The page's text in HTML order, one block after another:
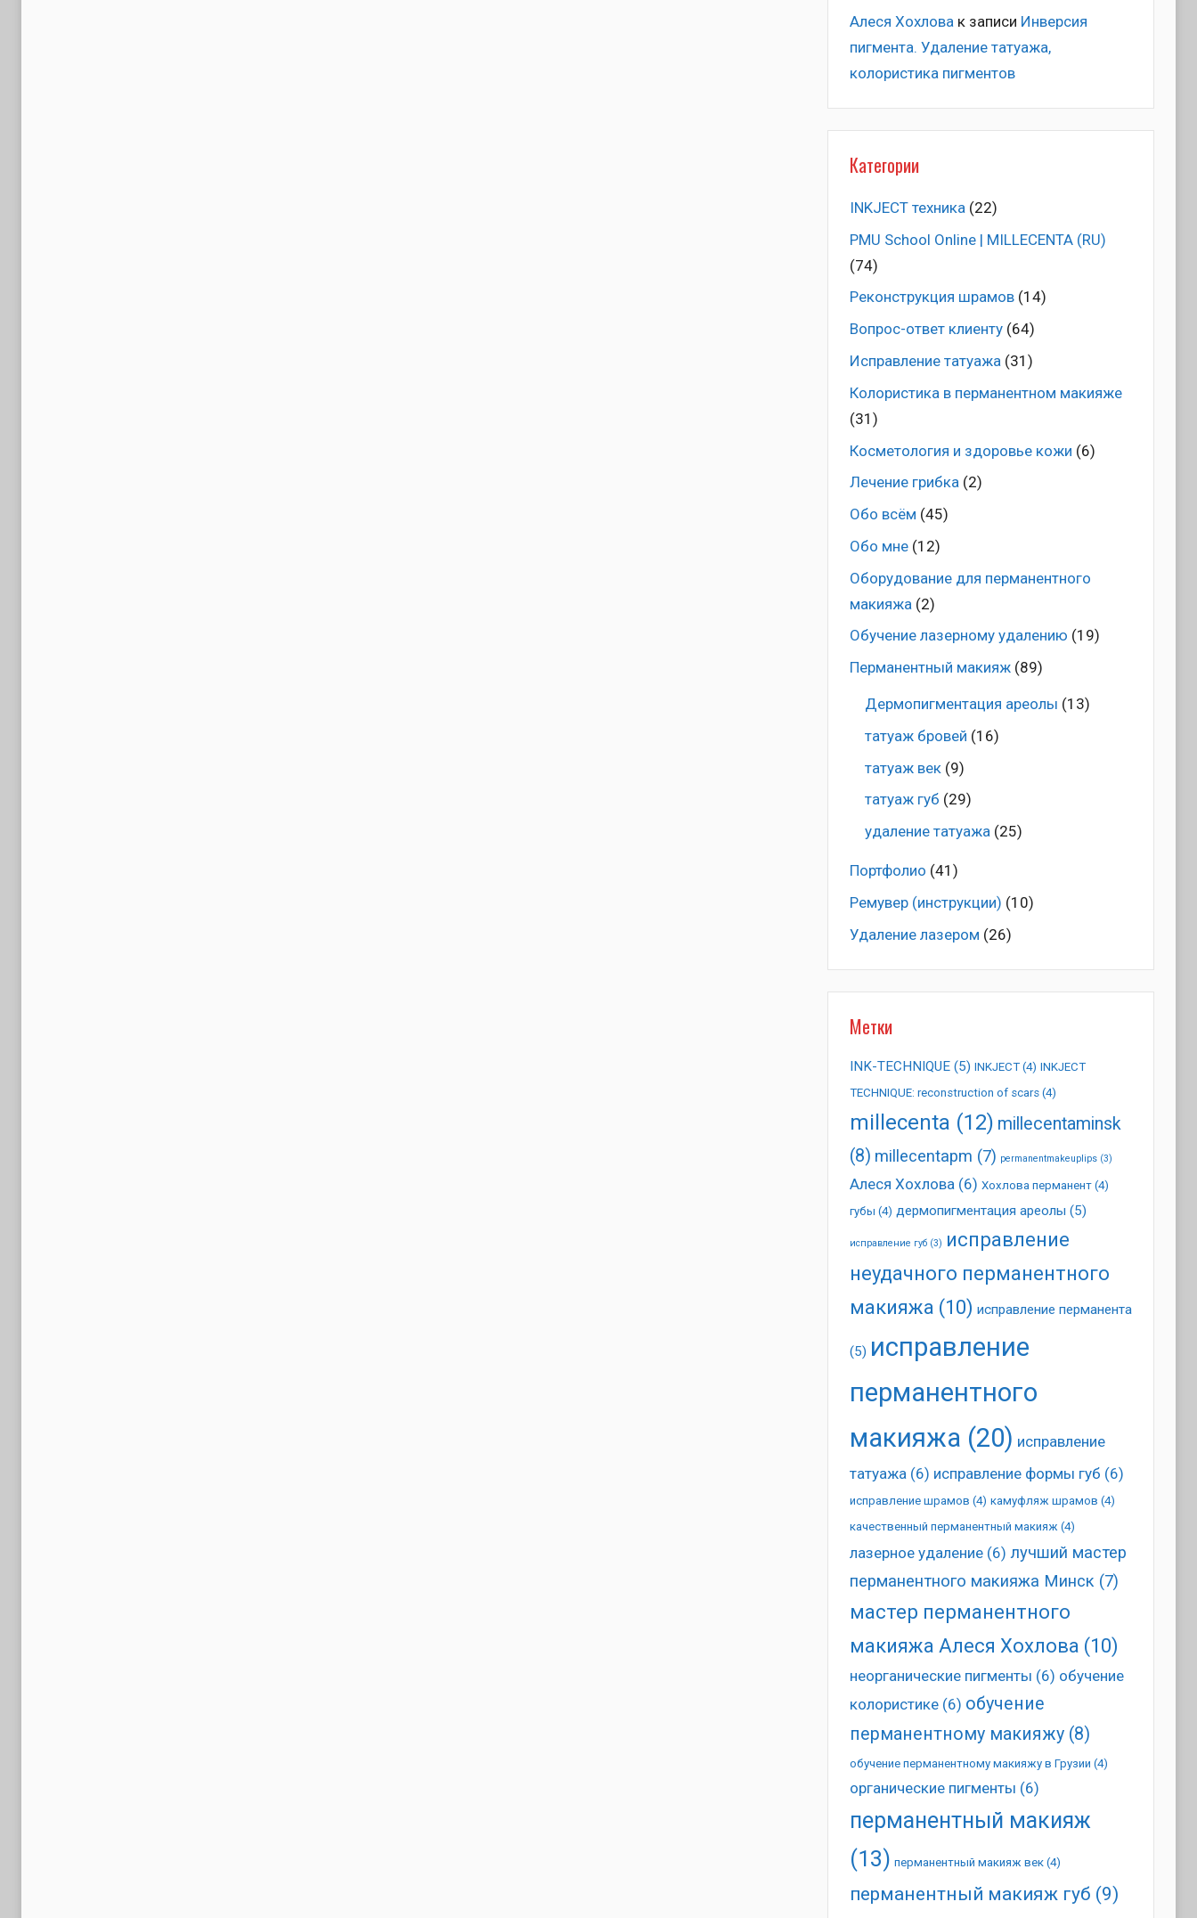
Алеся Хохловак записи Инверсия
пигмента. Удаление татуажа,
колористика пигментов
Категории
INKJECT техника (22)
PMU School Online | MILLECENTA (RU)
(74)
Pеконструкция шрамов(14)
Вопрос-ответ клиенту(64)
Исправление татуажа (31)
Колористика в перманентном макияже
(31)
Косметология и здоровье кожи (6)
Лечение грибка(2)
Обо всём (45)
Обо мне(12)
Оборудование для перманентного
макияжа (2)
Обучение лазерному удалению (19)
Перманентный макияж(89)
Дермопигментация ареолы (13)
татуаж бровей (16)
татуаж век(9)
татуаж губ (29)
удаление татуажа(25)
Портфолио (41)
Ремувер (инструкции) (10)
Удаление лазером (26)
Метки
INK-TECHNIQUE(5) INKJECT(4) INKJECT
TECHNIQUE: reconstruction of scars(4)
millecenta (12) millecentaminsk
(8) millecentapm (7) permanentmakeuplips(3)
Алеся Хохлова(6) Хохлова перманент(4)
губы (4) дермопигментация ареолы (5)
исправление губ(3) исправление
неудачного перманентного
макияжа (10) исправление перманента
(5) исправление
перманентного
макияжа (20) исправление
татуажа(6) исправление формы губ (6)
исправление шрамов (4) камуфляж шрамов (4)
качественный перманентный макияж (4)
лазерное удаление(6) лучший мастер
перманентного макияжа Минск (7)
мастер перманентного
макияжа Алеся Хохлова (10)
неорганические пигменты (6) обучение
колористике(6) обучение
перманентному макияжу(8)
обучение перманентному макияжу в Грузии (4)
органические пигменты (6)
перманентный макияж
(13) перманентный макияж век(4)
перманентный макияж губ (9)